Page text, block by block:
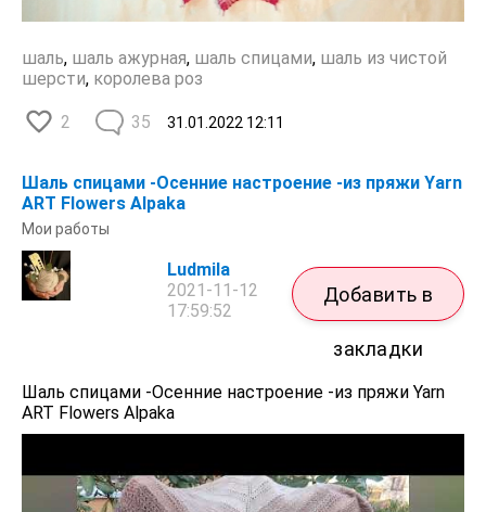
шаль, шаль ажурная, шаль спицами, шаль из чистой
шерсти, королева роз
2 31.01.2022 12:11
35
Шаль спицами -Осенние настроение -из пряжи Yarn
ART Flowers Alpaka
Мои работы
Ludmila
2021-11-12
17:59:52
Добавить в
закладки
Шаль спицами -Осенние настроение -из пряжи Yarn
ART Flowers Alpaka